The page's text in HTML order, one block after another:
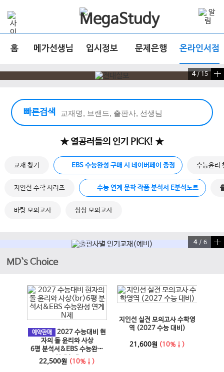
홈 메가선생님 입시정보 문제은행 온라인서점
4/ 15
빠른검색
빠른 검색 실행
★ 열공러들의 인기 PICK! ★
교재 찾기 EBS 수능완성 구매 시 네이버페이 증정 수능윤리
지인선 수학 시리즈 수능 연계 문학 작품 분석서 E분석노트
바탕 모의고사 상상 모의고사
4/ 6
MD`s Choice
예약판매
2027 수능대비 현
자의 돌 윤리와 사상
6평 분석서&EBS 수능완성
연계 N제
22,500원 (10%↓)
지인선 실전 모의고사 수학영
역 (2027 수능 대비)
21,600원 (10%↓)
이전 슬라이드 다음 슬라이드